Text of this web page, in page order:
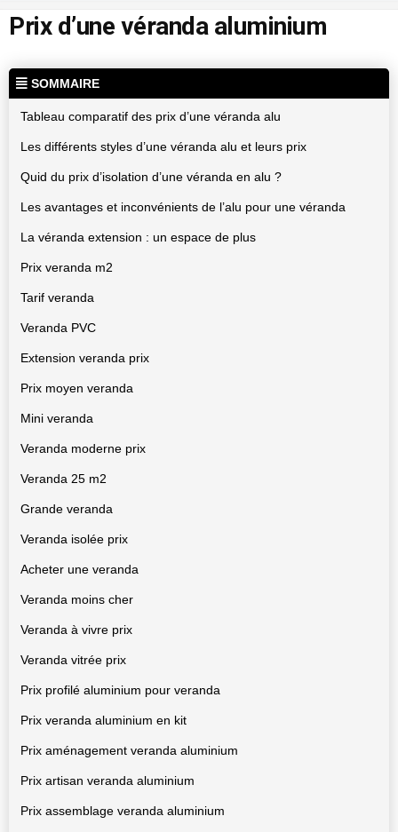
Prix d’une véranda aluminium
SOMMAIRE
Tableau comparatif des prix d’une véranda alu
Les différents styles d’une véranda alu et leurs prix
Quid du prix d’isolation d’une véranda en alu ?
Les avantages et inconvénients de l’alu pour une véranda
La véranda extension : un espace de plus
Prix veranda m2
Tarif veranda
Veranda PVC
Extension veranda prix
Prix moyen veranda
Mini veranda
Veranda moderne prix
Veranda 25 m2
Grande veranda
Veranda isolée prix
Acheter une veranda
Veranda moins cher
Veranda à vivre prix
Veranda vitrée prix
Prix profilé aluminium pour veranda
Prix veranda aluminium en kit
Prix aménagement veranda aluminium
Prix artisan veranda aluminium
Prix assemblage veranda aluminium